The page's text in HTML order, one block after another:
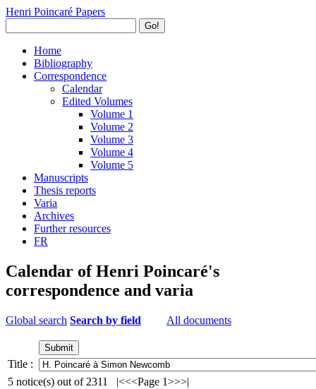
Henri Poincaré Papers
Go!
Home
Bibliography
Correspondence
Calendar
Edited Volumes
Volume 1
Volume 2
Volume 3
Volume 4
Volume 5
Manuscripts
Thesis reports
Varia
Archives
Further resources
FR
Calendar of Henri Poincaré's
correspondence and varia
Global search Search by field All documents
Title :
5 notice(s) out of 2311 |<<<Page 1>>>|